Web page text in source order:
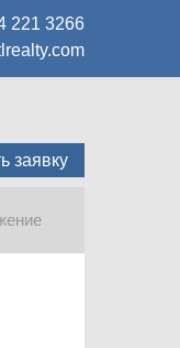
221 3266
заявку